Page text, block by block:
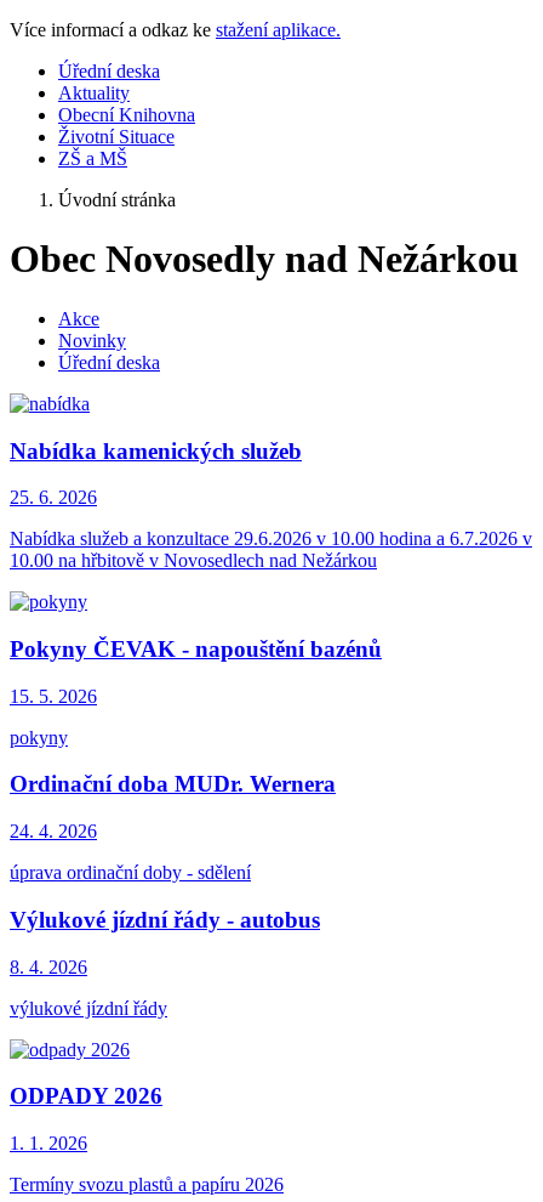
Více informací a odkaz ke stažení aplikace.
Úřední deska
Aktuality
Obecní Knihovna
Životní Situace
ZŠ a MŠ
Úvodní stránka
Obec Novosedly nad Nežárkou
Akce
Novinky
Úřední deska
Nabídka kamenických služeb
25. 6. 2026
Nabídka služeb a konzultace 29.6.2026 v 10.00 hodina a 6.7.2026 v
10.00 na hřbitově v Novosedlech nad Nežárkou
Pokyny ČEVAK - napouštění bazénů
15. 5. 2026
pokyny
Ordinační doba MUDr. Wernera
24. 4. 2026
úprava ordinační doby - sdělení
Výlukové jízdní řády - autobus
8. 4. 2026
výlukové jízdní řády
ODPADY 2026
1. 1. 2026
Termíny svozu plastů a papíru 2026